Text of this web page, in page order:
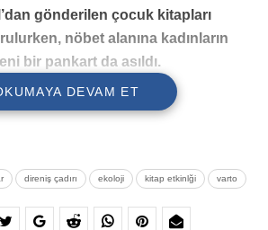
gönderilen çocuk kitapları
nöbet alanına kadınların
bir pankart da asıldı.
DEVAM ET
direniş çadırı ekoloji kitap etkinlği varto